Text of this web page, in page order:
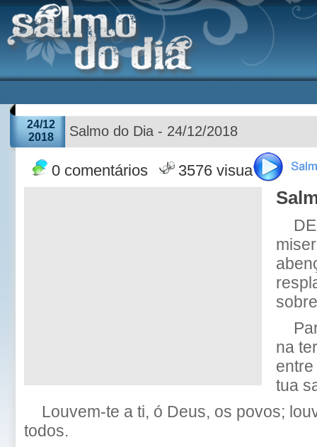
24/12
2018
Salmo do Dia - 24/12/2018
0 comentários 3576 visualizações
na
tua
Louvem-te a ti, ó Deus, os povos;
todos.